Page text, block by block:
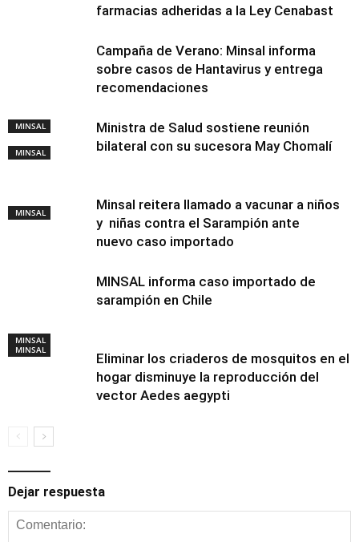
MINSAL
farmacias adheridas a la Ley Cenabast
MINSAL
Campaña de Verano: Minsal informa
sobre casos de Hantavirus y entrega
recomendaciones
MINSAL
Ministra de Salud sostiene reunión
bilateral con su sucesora May Chomalí
MINSAL
Minsal reitera llamado a vacunar a niños
y niñas contra el Sarampión ante
nuevo caso importado
MINSAL
MINSAL informa caso importado de
sarampión en Chile
Eliminar los criaderos de mosquitos en el
hogar disminuye la reproducción del
vector Aedes aegypti
Dejar respuesta